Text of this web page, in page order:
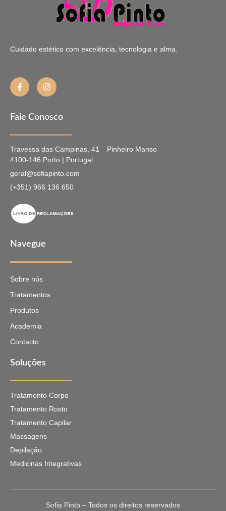
Cuidado estético com excelência, tecnologia e alma.
Fale Conosco
Travessa das Campinas, 41
Pinheiro Manso
4100-146 Porto | Portugal
geral@sofiapinto.com
(+351) 966 136 650
Navegue
Sobre nós
Tratamentos
Produtos
Academia
Contacto
Soluções
Tratamento Corpo
Tratamento Rosto
Tratamento Capilar
Massagens
Depilação
Medicinas Integrativas
Sofia Pinto – Todos os direitos reservados